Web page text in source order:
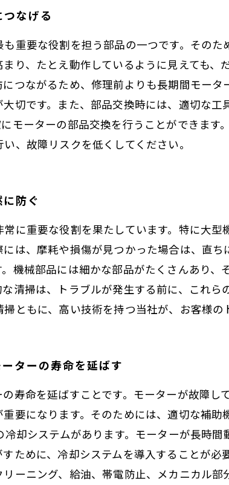
なげる
重要な役割を担う部品の一つです。その
り、たとえ動作しているように見えても、
つながるため、修理前よりも長期間モー
切です。また、部品交換時には、適切な
モーターの部品交換を行うことができま
、故障リスクを低くしてください。
防ぐ
に重要な役割を果たしています。特に大
は、摩耗や損傷が見つかった場合は、直
機械部品には細かな部品がたくさんあり
清掃は、トラブルが発生する前に、これ
ともに、高い技術を持つ当社が、お客様の
ターの寿命を延ばす
寿命を延ばすことです。モーターが故障
要になります。そのためには、適切な補
却システムがあります。モーターが長時
ために、冷却システムを導入することが
ーニング、給油、帯電防止、メカニカル